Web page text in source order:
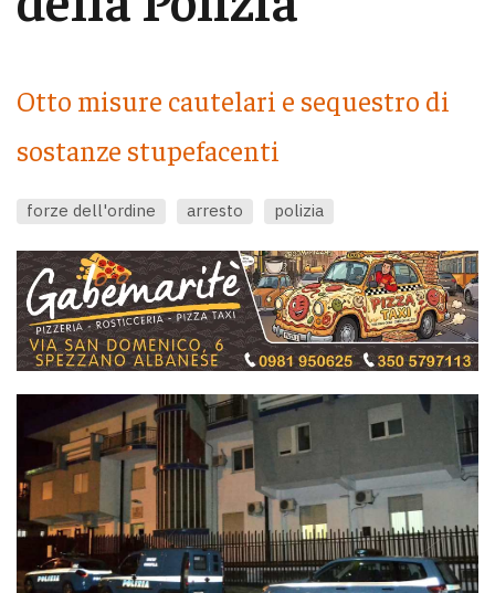
Otto misure cautelari e sequestro di
sostanze stupefacenti
forze dell'ordine arresto polizia